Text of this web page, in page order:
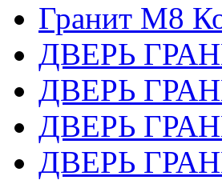
Гранит М8
ДВЕРЬ
ДВЕРЬ
ДВЕРЬ
ДВЕРЬ